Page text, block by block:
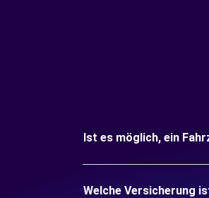
Ist es möglich, ein
Welche Versicherung